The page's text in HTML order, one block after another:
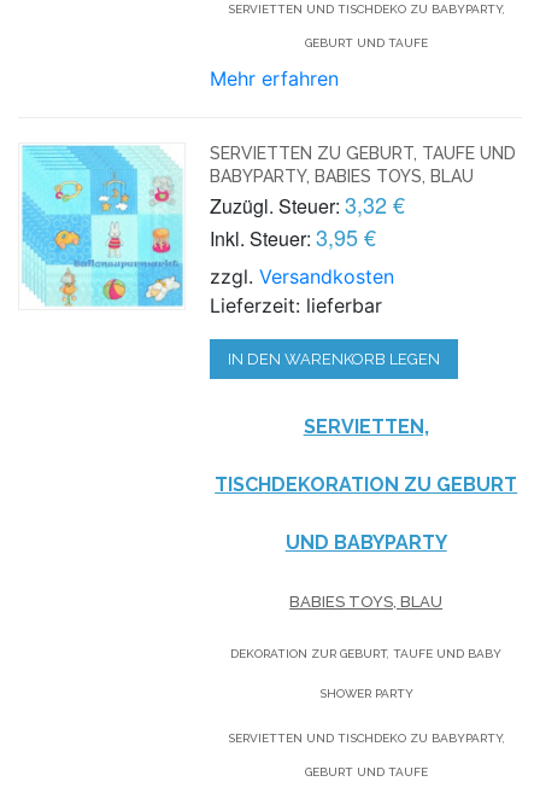
SERVIETTEN UND TISCHDEKO ZU BABYPARTY,
GEBURT UND TAUFE
Mehr erfahren
SERVIETTEN ZU GEBURT, TAUFE UND
BABYPARTY, BABIES TOYS, BLAU
Zuzügl. Steuer: 3,32 €
Inkl. Steuer: 3,95 €
zzgl.Versandkosten
Lieferzeit: lieferbar
IN DEN WARENKORB LEGEN
SERVIETTEN,
TISCHDEKORATION ZU GEBURT
UND BABYPARTY
BABIES TOYS, BLAU
DEKORATION ZUR GEBURT, TAUFE UND BABY
SHOWER PARTY
SERVIETTEN UND TISCHDEKO ZU BABYPARTY,
GEBURT UND TAUFE